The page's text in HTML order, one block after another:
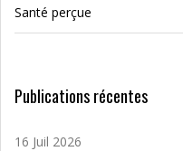
Santé perçue
Publications récentes
16 Juil 2026